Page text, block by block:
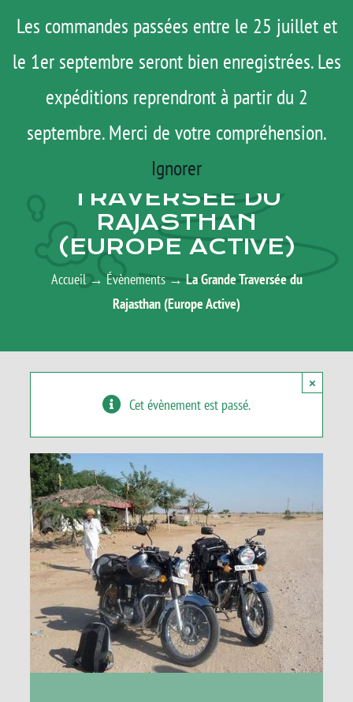
Les commandes passées entre le 25 juillet et
le 1er septembre seront bien enregistrées. Les
expéditions reprendront à partir du 2
septembre. Merci de votre compréhension.
Ignorer
contenu
Menu
ROAD TRIP
ACTUS
TESTS
TUTOS
Rechercher:
Panier
AGENDA
LA GRANDE
TRAVERSÉE DU
RAJASTHAN
(EUROPE ACTIVE)
Accueil→ Évènements→ La Grande Traversée du
Rajasthan (Europe Active)
Cet évènement est passé.
×